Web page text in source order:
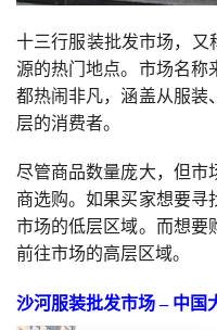
十三行服装批发市场，又
源的热门地点。市场名称
都热闹非凡，涵盖从服装
层的消费者。
尽管商品数量庞大，但市
商选购。如果买家想要寻
市场的低层区域。而想要
前往市场的高层区域。
沙河服装批发市场 – 中国